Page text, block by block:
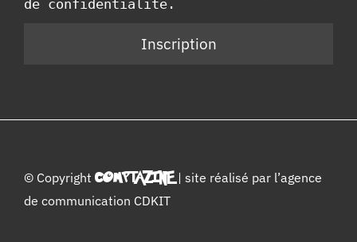
de confidentialité.
© Copyright COMPTAZINE| site réalisé par l’agence
de communication CDKIT